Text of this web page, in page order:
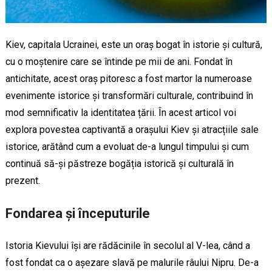
Kiev, capitala Ucrainei, este un oraș bogat în istorie și cultură,
cu o moștenire care se întinde pe mii de ani. Fondat în
antichitate, acest oraș pitoresc a fost martor la numeroase
evenimente istorice și transformări culturale, contribuind în
mod semnificativ la identitatea țării. În acest articol voi
explora povestea captivantă a orașului Kiev și atracțiile sale
istorice, arătând cum a evoluat de-a lungul timpului și cum
continuă să-și păstreze bogăția istorică și culturală în
prezent.
Fondarea și începuturile
Istoria Kievului își are rădăcinile în secolul al V-lea, când a
fost fondat ca o așezare slavă pe malurile râului Nipru. De-a